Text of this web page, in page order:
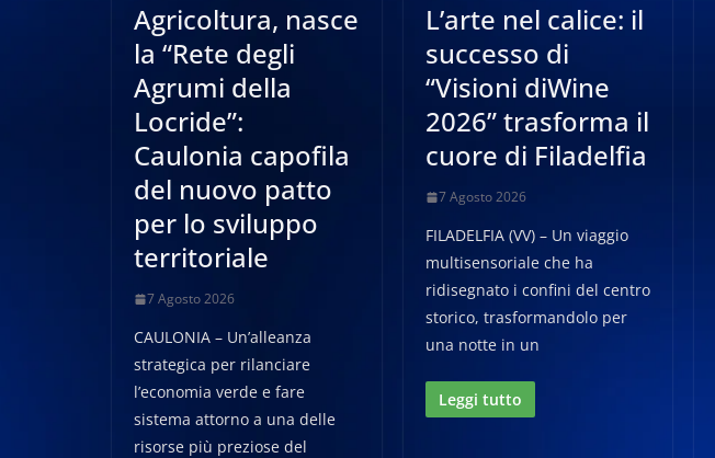
Agricoltura, nasce
la “Rete degli
Agrumi della
Locride”:
Caulonia capofila
del nuovo patto
per lo sviluppo
territoriale
7 Agosto 2026
CAULONIA – Un’alleanza
strategica per rilanciare
l’economia verde e fare
sistema attorno a una delle
risorse più preziose del
L’arte nel calice: il
successo di
“Visioni diWine
2026” trasforma il
cuore di Filadelfia
7 Agosto 2026
FILADELFIA (VV) – Un viaggio
multisensoriale che ha
ridisegnato i confini del centro
storico, trasformandolo per
una notte in un
Leggi tutto